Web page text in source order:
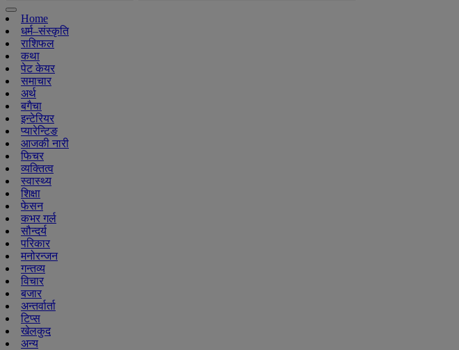
Home
धर्म–संस्कृति
राशिफल
कथा
पेट केयर
समाचार
अर्थ
बगैचा
इन्टेरियर
प्यारेन्टिङ
आजकी नारी
फिचर
व्यक्तित्व
स्वास्थ्य
शिक्षा
फेसन
कभर गर्ल
सौन्दर्य
परिकार
मनोरन्जन
गन्तव्य
विचार
बजार
अन्तर्वार्ता
टिप्स
खेलकुद
अन्य